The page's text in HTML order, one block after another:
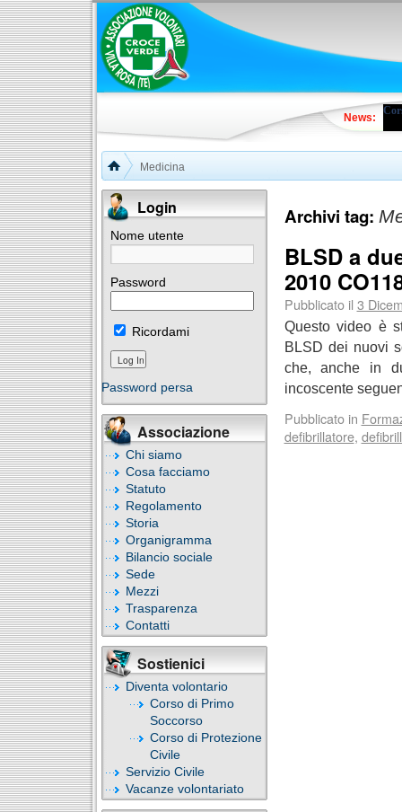
News:
Medicina
Login
Nome utente
Password
Ricordami
Password persa
Associazione
Chi siamo
Cosa facciamo
Statuto
Regolamento
Storia
Organigramma
Bilancio sociale
Sede
Mezzi
Trasparenza
Contatti
Sostienici
Diventa volontario
Corso di Primo
Soccorso
Corso di Protezione
Civile
Servizio Civile
Vacanze volontariato
Archivi tag:
BLSD a
2010
Pubblicato il 3
Questo video è
BLSD dei nuovi
che, anche in
incoscente
Pubblicato in
defibrillatore,